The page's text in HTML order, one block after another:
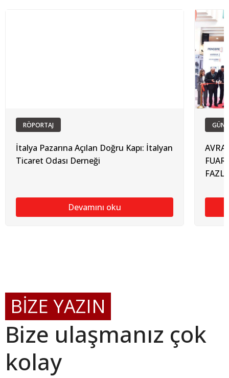
RÖPORTAJ
İtalya Pazarına Açılan Doğru Kapı: İtalyan
Ticaret Odası Derneği
Devamını oku
BİZE YAZIN
Bize ulaşmanız çok
kolay